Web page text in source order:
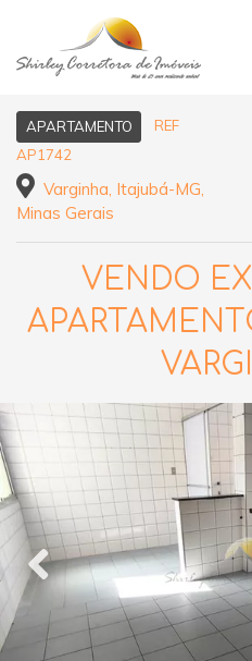
APARTAMENTO
REF
AP1742
Varginha, Itajubá-MG,
Minas Gerais
VENDO